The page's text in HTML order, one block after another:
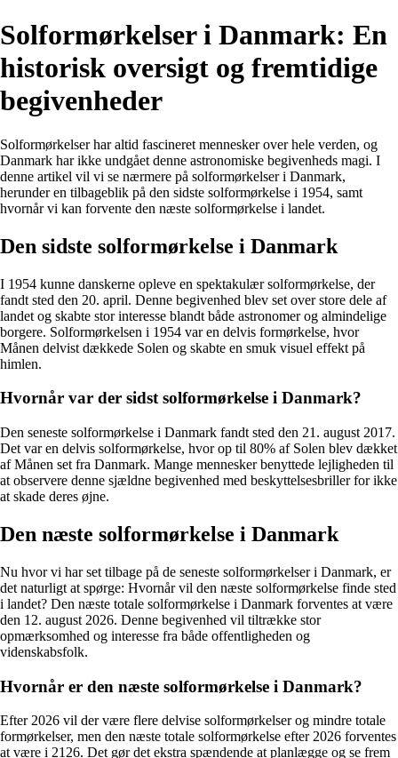
Solformørkelser i Danmark: En
historisk oversigt og fremtidige
begivenheder
Solformørkelser har altid fascineret mennesker over hele verden, og
Danmark har ikke undgået denne astronomiske begivenheds magi. I
denne artikel vil vi se nærmere på solformørkelser i Danmark,
herunder en tilbageblik på den sidste solformørkelse i 1954, samt
hvornår vi kan forvente den næste solformørkelse i landet.
Den sidste solformørkelse i Danmark
I 1954 kunne danskerne opleve en spektakulær solformørkelse, der
fandt sted den 20. april. Denne begivenhed blev set over store dele af
landet og skabte stor interesse blandt både astronomer og almindelige
borgere. Solformørkelsen i 1954 var en delvis formørkelse, hvor
Månen delvist dækkede Solen og skabte en smuk visuel effekt på
himlen.
Hvornår var der sidst solformørkelse i Danmark?
Den seneste solformørkelse i Danmark fandt sted den 21. august 2017.
Det var en delvis solformørkelse, hvor op til 80% af Solen blev dækket
af Månen set fra Danmark. Mange mennesker benyttede lejligheden til
at observere denne sjældne begivenhed med beskyttelsesbriller for ikke
at skade deres øjne.
Den næste solformørkelse i Danmark
Nu hvor vi har set tilbage på de seneste solformørkelser i Danmark, er
det naturligt at spørge: Hvornår vil den næste solformørkelse finde sted
i landet? Den næste totale solformørkelse i Danmark forventes at være
den 12. august 2026. Denne begivenhed vil tiltrække stor
opmærksomhed og interesse fra både offentligheden og
videnskabsfolk.
Hvornår er den næste solformørkelse i Danmark?
Efter 2026 vil der være flere delvise solformørkelser og mindre totale
formørkelser, men den næste totale solformørkelse efter 2026 forventes
at være i 2126. Det gør det ekstra spændende at planlægge og se frem